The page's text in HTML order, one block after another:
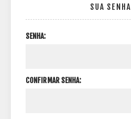
SUA SENHA
SENHA:
CONFIRMAR SENHA: